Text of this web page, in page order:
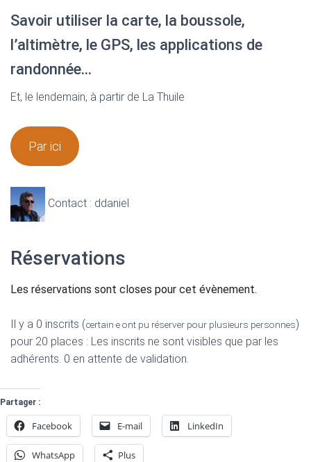
Savoir utiliser la carte, la boussole,
l’altimètre, le GPS, les applications de
randonnée…
Et, le lendemain, à partir de La Thuile
Par ici
Contact : ddaniel
Réservations
Les réservations sont closes pour cet évènement.
Il y a 0 inscrits (certain·e ont pu réserver pour plusieurs personnes)
pour 20 places : Les inscrits ne sont visibles que par les
adhérents. 0 en attente de validation.
Partager :
Facebook E-mail LinkedIn
WhatsApp Plus